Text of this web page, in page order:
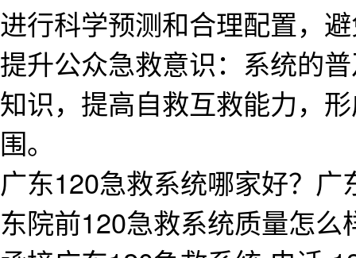
进行科学预测和合理配置，
提升公众急救意识：系统的
知识，提高自救互救能力，
围。
广东120急救系统哪家好？
东院前120急救系统质量怎